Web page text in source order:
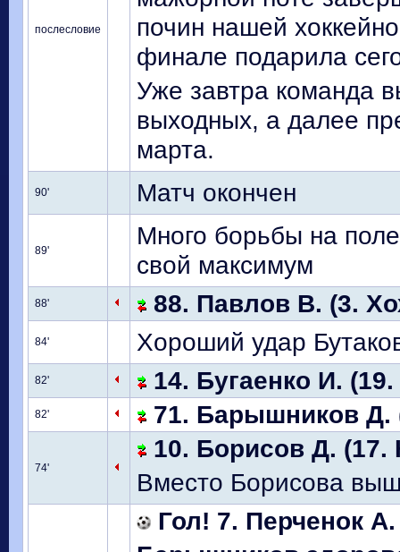
послесловие
почин нашей
финале подарила
Уже завтра команда
выходных, а далее
марта.
90' Матч окончен
89'
Много борьбы на
свой максимум
88' 88. Павлов В. (3.
84' Хороший удар
82' 14. Бугаенко И.
82' 71. Барышников Д.
74'
10. Борисов Д.
Вместо Борисова
Гол! 7. Перченок А.